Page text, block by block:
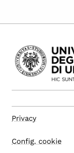
Privacy
Config. cookie